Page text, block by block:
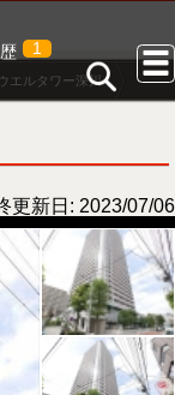
1
エルタワー深川
更新日: 2023/07/06